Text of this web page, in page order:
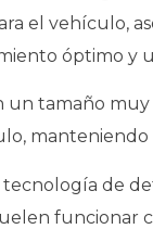
el vehículo,
óptimo y
un tamaño
tecnología de
funcionar